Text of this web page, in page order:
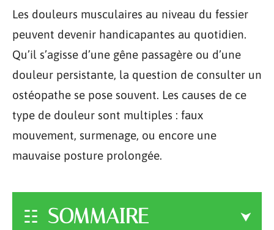
Les douleurs musculaires au niveau du fessier
peuvent devenir handicapantes au quotidien.
Qu’il s’agisse d’une gêne passagère ou d’une
douleur persistante, la question de consulter un
ostéopathe se pose souvent. Les causes de ce
type de douleur sont multiples : faux
mouvement, surmenage, ou encore une
mauvaise posture prolongée.
SOMMAIRE